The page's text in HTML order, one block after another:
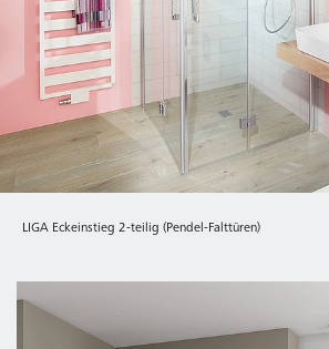
LIGA Eckeinstieg 2-teilig (Pendel-Falttüren)